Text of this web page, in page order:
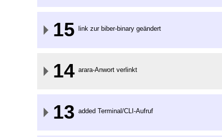
15 link zur biber-binary geändert
14 arara-Anwort verlinkt
13 added Terminal/CLI-Aufruf